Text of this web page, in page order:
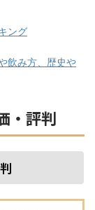
ング
飲み方、歴史や
・評判